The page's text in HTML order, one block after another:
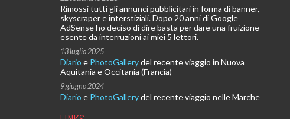
Rimossi tutti gli annunci pubblicitari in forma di banner,
skyscraper e interstiziali. Dopo 20 anni di Google
AdSense ho deciso di dire basta per dare una fruizione
esente da interruzioni ai miei 5 lettori.
13 luglio 2025
Diario e PhotoGallerydel recente viaggio in Nuova
Aquitania e Occitania (Francia)
9 giugno 2024
Diario e PhotoGallerydel recente viaggio nelle Marche